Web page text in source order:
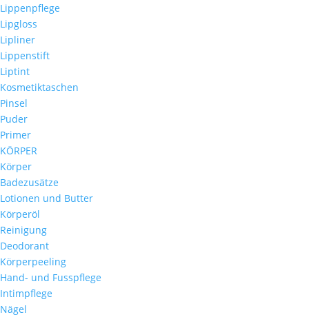
Lippenpflege
Lipgloss
Lipliner
Lippenstift
Liptint
Kosmetiktaschen
Pinsel
Puder
Primer
KÖRPER
Körper
Badezusätze
Lotionen und Butter
Körperöl
Reinigung
Deodorant
Körperpeeling
Hand- und Fusspflege
Intimpflege
Nägel